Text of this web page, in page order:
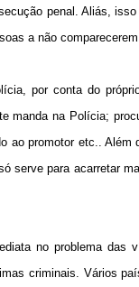
penal. Aliás,
a não
por conta do
manda na Polícia;
promotor etc..
serve para acarretar
no problema
criminais. Vários